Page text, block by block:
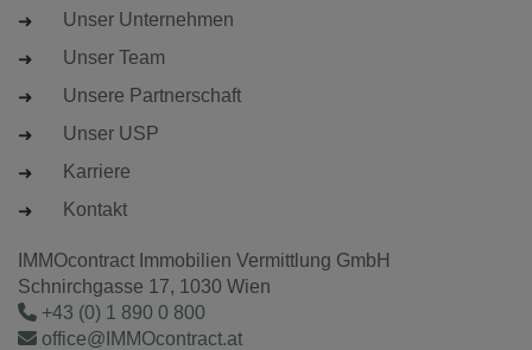
Unser Unternehmen
Unser Team
Unsere Partnerschaft
Unser USP
Karriere
Kontakt
IMMOcontract Immobilien Vermittlung GmbH
Schnirchgasse 17, 1030 Wien
+43 (0) 1 890 0 800
office@IMMOcontract.at